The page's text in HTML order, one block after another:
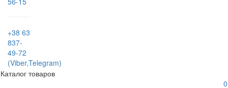
+38 63
837-
49-72
(Viber,Telegram)
Каталог товаров
0